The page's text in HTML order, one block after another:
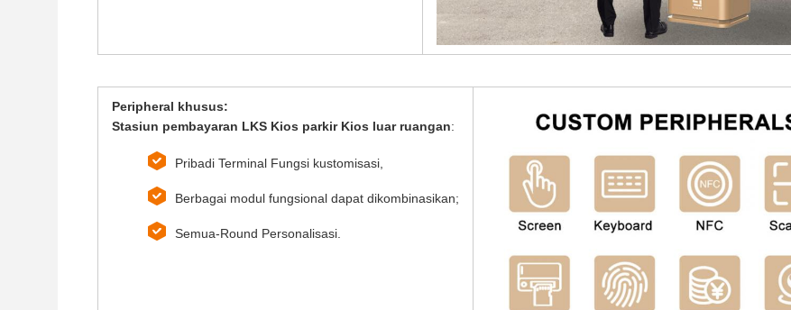
Peripheral khusus:
Stasiun pembayaran LKS Kios parkir Kios luar ruangan:
Pribadi Terminal Fungsi kustomisasi,
Berbagai modul fungsional dapat dikombinasikan;
Semua-Round Personalisasi.